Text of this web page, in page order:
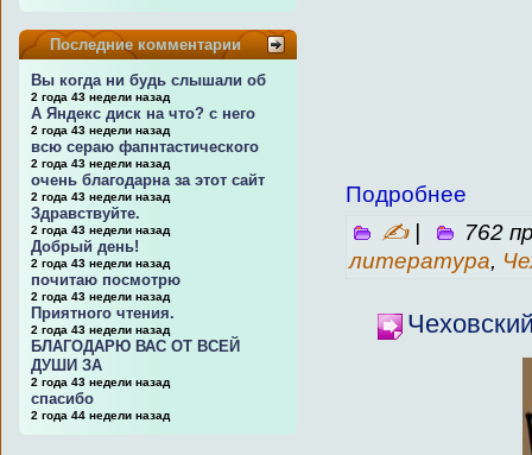
Последние комментарии
Вы когда ни будь слышали об
2 года 43 недели назад
А Яндекс диск на что? с него
2 года 43 недели назад
всю сераю фапнтастического
2 года 43 недели назад
очень благодарна за этот сайт
2 года 43 недели назад
Здравствуйте.
2 года 43 недели назад
Добрый день!
2 года 43 недели назад
почитаю посмотрю
2 года 43 недели назад
Приятного чтения.
2 года 43 недели назад
БЛАГОДАРЮ ВАС ОТ ВСЕЙ
ДУШИ ЗА
2 года 43 недели назад
спасибо
2 года 44 недели назад
Подробнее
✍|
762
литература,